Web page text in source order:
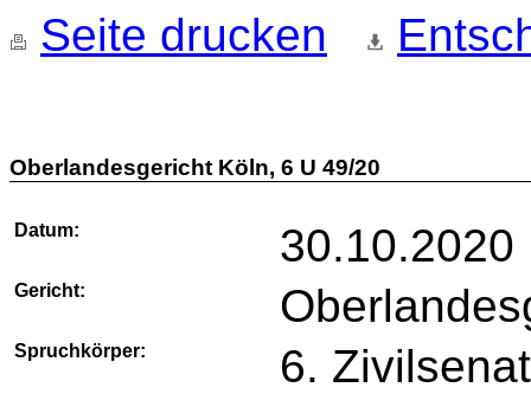
Seite drucken
Oberlandesgericht Köln, 6 U 49/20
Datum: 30.10.2020
Gericht:
Spruchkörper: 6. Zivilsenat